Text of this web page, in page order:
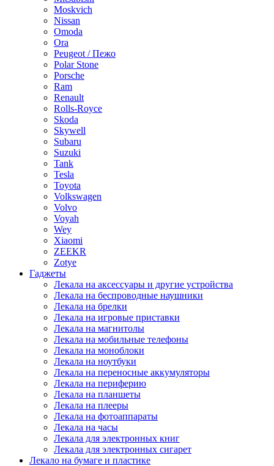
Moskvich
Nissan
Omoda
Ora
Peugeot / Пежо
Polar Stone
Porsche
Ram
Renault
Rolls-Royce
Skoda
Skywell
Subaru
Suzuki
Tank
Tesla
Toyota
Volkswagen
Volvo
Voyah
Wey
Xiaomi
ZEEKR
Zotye
Гаджеты
Лекала на аксессуары и другие устройства
Лекала на беспроводные наушники
Лекала на брелки
Лекала на игровые приставки
Лекала на магнитолы
Лекала на мобильные телефоны
Лекала на моноблоки
Лекала на ноутбуки
Лекала на переносные аккумуляторы
Лекала на периферию
Лекала на планшеты
Лекала на плееры
Лекала на фотоаппараты
Лекала на часы
Лекала для электронных книг
Лекала для электронных сигарет
Лекало на бумаге и пластике